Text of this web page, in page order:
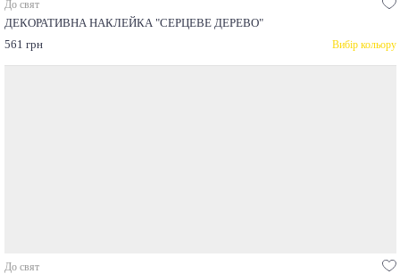
До свят
ДЕКОРАТИВНА НАКЛЕЙКА "СЕРЦЕВЕ ДЕРЕВО"
561 грн
Вибір кольору
До свят